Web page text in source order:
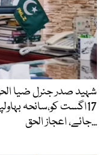
17اگست کو،سانحہ
جائے، اعجاز الحق...